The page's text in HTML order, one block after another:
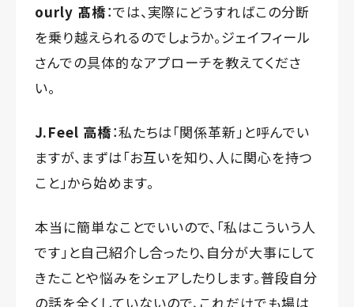
ourly 髙橋：では、実際にどうすればこの分断
を乗り越えられるのでしょうか。ジェイフィール
さんでの具体的なアプローチを教えてくださ
い。
J.Feel 高橋：私たちは「関係革新」と呼んでい
ますが、まずは「お互いを知り、人に関心を持つ
こと」から始めます。
本当に簡単なことでいいので、「私はこういう人
です」と自己紹介し合ったり、自分が大事にして
きたことや悩みをシェアしたりします。普段自分
の話を全くしていないので、これだけでも場は